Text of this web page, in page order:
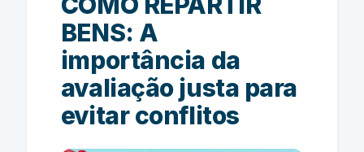
BENS: A
importância da
avaliação justa para
evitar conflitos